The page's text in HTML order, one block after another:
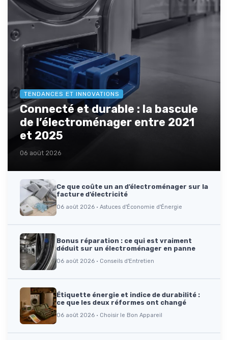
TENDANCES ET INNOVATIONS
Connecté et durable : la bascule
de l’électroménager entre 2021
et 2025
06 août 2026
Ce que coûte un an d’électroménager sur la
facture d’électricité
06 août 2026 · Astuces d'Économie d'Énergie
Bonus réparation : ce qui est vraiment
déduit sur un électroménager en panne
06 août 2026 · Conseils d'Entretien
Étiquette énergie et indice de durabilité :
ce que les deux réformes ont changé
06 août 2026 · Choisir le Bon Appareil